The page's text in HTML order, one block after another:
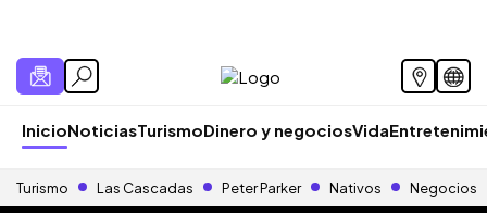
InicioNoticiasTurismoDinero y negociosVida
Turismo Las Cascadas Peter Parker Nativos Negocios